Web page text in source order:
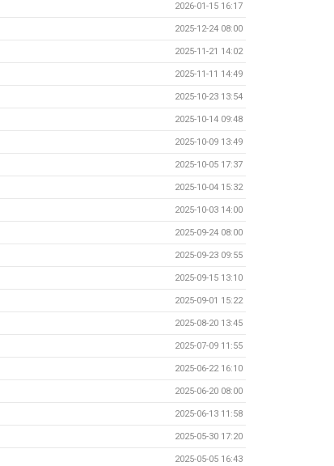
2026-01-15 16:17
2025-12-24 08:00
2025-11-21 14:02
2025-11-11 14:49
2025-10-23 13:54
2025-10-14 09:48
2025-10-09 13:49
2025-10-05 17:37
2025-10-04 15:32
2025-10-03 14:00
2025-09-24 08:00
2025-09-23 09:55
2025-09-15 13:10
2025-09-01 15:22
2025-08-20 13:45
2025-07-09 11:55
2025-06-22 16:10
2025-06-20 08:00
2025-06-13 11:58
2025-05-30 17:20
2025-05-05 16:43